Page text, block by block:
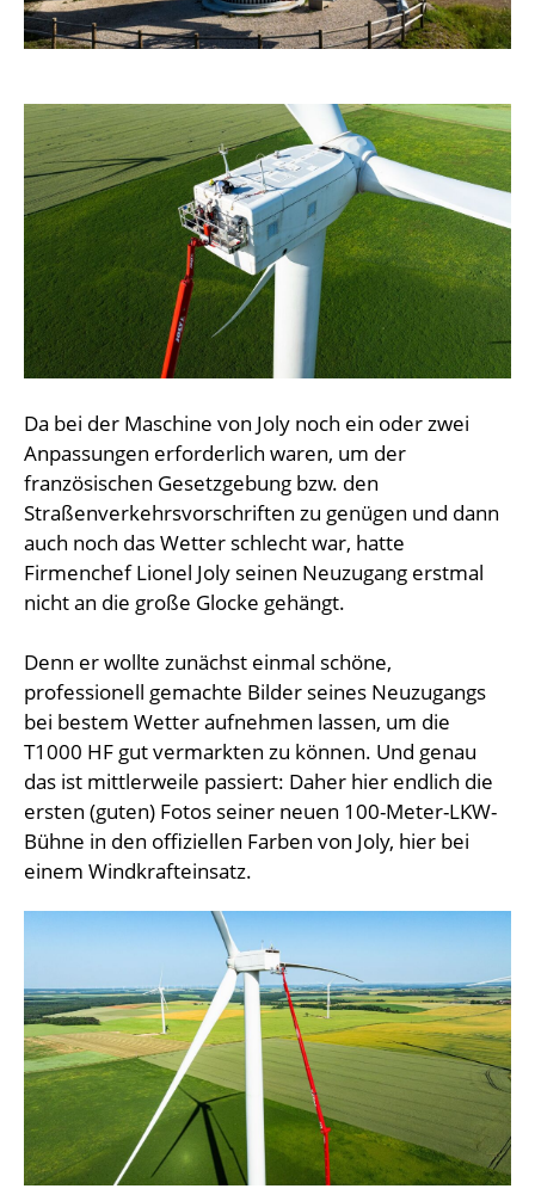
Da bei der Maschine von Joly noch ein oder zwei
Anpassungen erforderlich waren, um der
französischen Gesetzgebung bzw. den
Straßenverkehrsvorschriften zu genügen und dann
auch noch das Wetter schlecht war, hatte
Firmenchef Lionel Joly seinen Neuzugang erstmal
nicht an die große Glocke gehängt.
Denn er wollte zunächst einmal schöne,
professionell gemachte Bilder seines Neuzugangs
bei bestem Wetter aufnehmen lassen, um die
T1000 HF gut vermarkten zu können. Und genau
das ist mittlerweile passiert: Daher hier endlich die
ersten (guten) Fotos seiner neuen 100-Meter-LKW-
Bühne in den offiziellen Farben von Joly, hier bei
einem Windkrafteinsatz.